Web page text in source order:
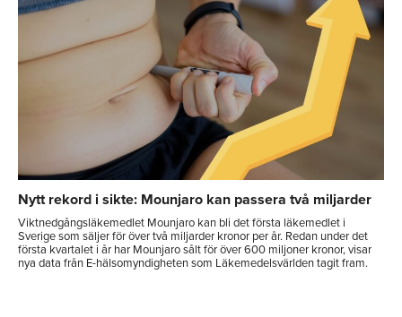
Nytt rekord i sikte: Mounjaro kan passera två miljarder
Viktnedgångsläkemedlet Mounjaro kan bli det första läkemedlet i
Sverige som säljer för över två miljarder kronor per år. Redan under det
första kvartalet i år har Mounjaro sålt för över 600 miljoner kronor, visar
nya data från E-hälsomyndigheten som Läkemedelsvärlden tagit fram.